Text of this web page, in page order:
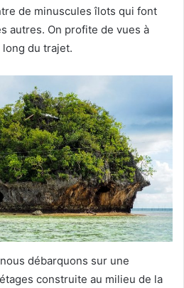
de minuscules îlots qui font
autres. On profite de vues à
du trajet.
débarquons sur une
construite au milieu de la